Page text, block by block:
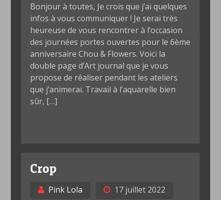
Bonjour à toutes, Je crois que j’ai quelques
infos à vous communiquer ! Je serai très
heureuse de vous rencontrer à l’occasion
des journées portes ouvertes pour le 6ème
anniversaire Chou & Flowers. Voici la
double page d’Art journal que je vous
propose de réaliser pendant les ateliers
que j’animerai. Travail à l’aquarelle bien
sûr, […]
Crop
Pink Lola
17 juillet 2022